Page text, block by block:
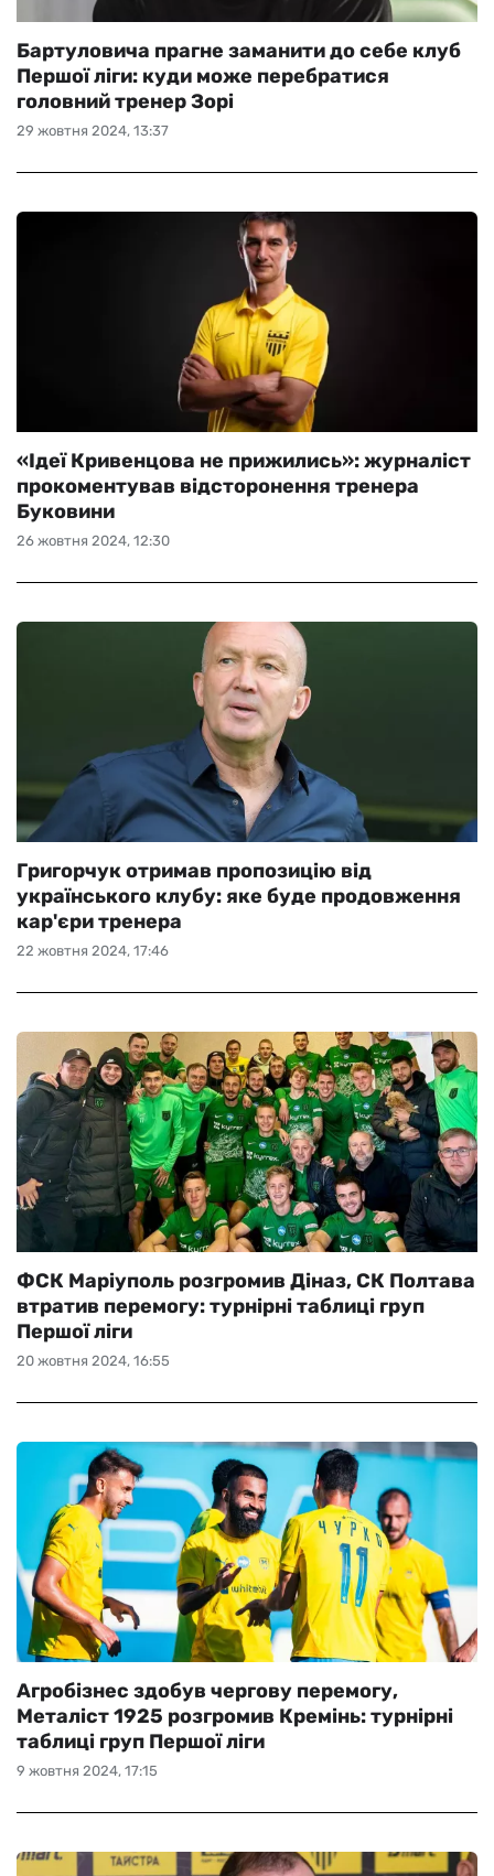
29 жовтня 2024, 13:37
Бартуловича прагне заманити до себе клуб
Першої ліги: куди може перебратися
головний тренер Зорі
26 жовтня 2024, 12:30
«Ідеї Кривенцова не прижились»: журналіст
прокоментував відсторонення тренера
Буковини
22 жовтня 2024, 17:46
Григорчук отримав пропозицію від
українського клубу: яке буде продовження
кар'єри тренера
20 жовтня 2024, 16:55
ФСК Маріуполь розгромив Діназ, СК Полтава
втратив перемогу: турнірні таблиці груп
Першої ліги
9 жовтня 2024, 17:15
Агробізнес здобув чергову перемогу,
Металіст 1925 розгромив Кремінь: турнірні
таблиці груп Першої ліги